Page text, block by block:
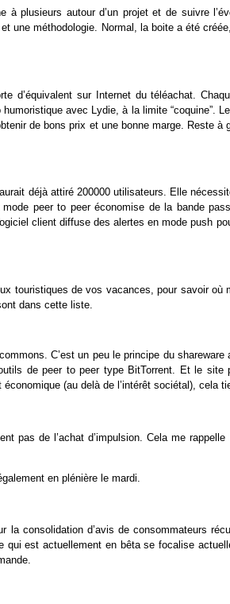
à plusieurs autour d’un projet et de suivre
une méthodologie. Normal, la boite a été
d’équivalent sur Internet du téléachat.
avec Lydie, à la limite “coquine”.
de bons prix et une bonne marge. Reste à
déjà attiré 200000 utilisateurs. Elle
peer to peer économise de la bande
client diffuse des alertes en mode push
touristiques de vos vacances, pour savoir où
dans cette liste.
C’est un peu le principe du shareware
de peer to peer type BitTorrent. Et le site
(au delà de l’intérêt sociétal), cela
pas de l’achat d’impulsion. Cela me rappelle
en plénière le mardi.
consolidation d’avis de consommateurs
est actuellement en bêta se focalise